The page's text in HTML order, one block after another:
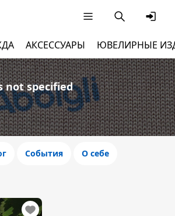
АКСЕССУАРЫ ЮВЕЛИРНЫЕ
not specified
События О себе